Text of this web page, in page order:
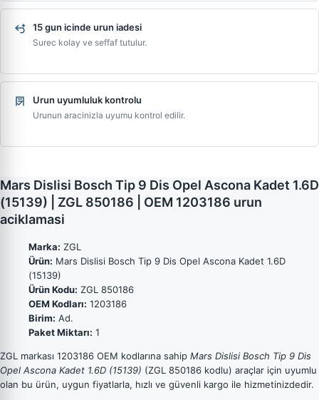
15 gun icinde urun iadesi
Surec kolay ve seffaf tutulur.
Urun uyumluluk kontrolu
Urunun aracinizla uyumu kontrol edilir.
Mars Dislisi Bosch Tip 9 Dis Opel Ascona Kadet 1.6D
(15139) | ZGL 850186 | OEM 1203186 urun
aciklamasi
Marka: ZGL
Ürün: Mars Dislisi Bosch Tip 9 Dis Opel Ascona Kadet 1.6D
(15139)
Ürün Kodu: ZGL 850186
OEM Kodları: 1203186
Birim: Ad.
Paket Miktarı: 1
ZGL markası 1203186 OEM kodlarına sahip Mars Dislisi Bosch Tip 9 Dis
Opel Ascona Kadet 1.6D (15139) (ZGL 850186 kodlu) araçlar için uyumlu
olan bu ürün, uygun fiyatlarla, hızlı ve güvenli kargo ile hizmetinizdedir.